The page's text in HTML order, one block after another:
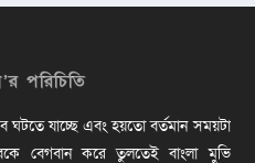
পরিচিতি
ঘটতে যাচ্ছে এবং হয়তো বর্তমান সময়টা
বেগবান করে তুলতেই বাংলা মুভি